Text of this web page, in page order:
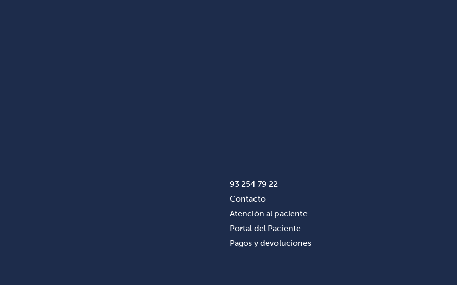
93 254 79 22
Contacto
Atención al paciente
Portal del Paciente
Pagos y devoluciones